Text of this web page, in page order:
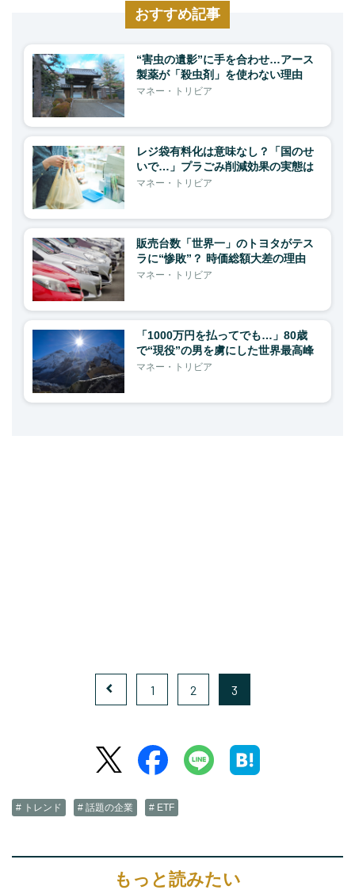
おすすめ記事
“害虫の遺影”に手を合わせ…アース
製薬が「殺虫剤」を使わない理由
マネー・トリビア
レジ袋有料化は意味なし？「国のせ
いで…」プラごみ削減効果の実態は
マネー・トリビア
販売台数「世界一」のトヨタがテス
ラに“惨敗”？ 時価総額大差の理由
マネー・トリビア
「1000万円を払ってでも…」80歳
で“現役”の男を虜にした世界最高峰
マネー・トリビア
1 2 3
# トレンド # 話題の企業 # ETF
もっと読みたい